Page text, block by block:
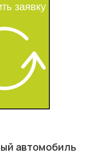
заявку
автомобиль